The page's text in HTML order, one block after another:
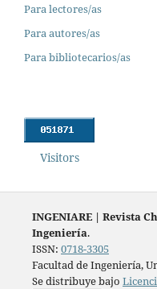
Para lectores/as
Para autores/as
Para bibliotecarios/as
Visitors
INGENIARE | Revista
Ingeniería.
ISSN: 0718-3305
Facultad de Ingeniería,
Se distribuye bajo